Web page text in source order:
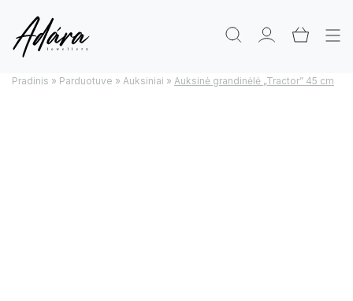
Pradinis » Parduotuve » Auksiniai » Auksinė grandinėlė „Tractor” 45 cm